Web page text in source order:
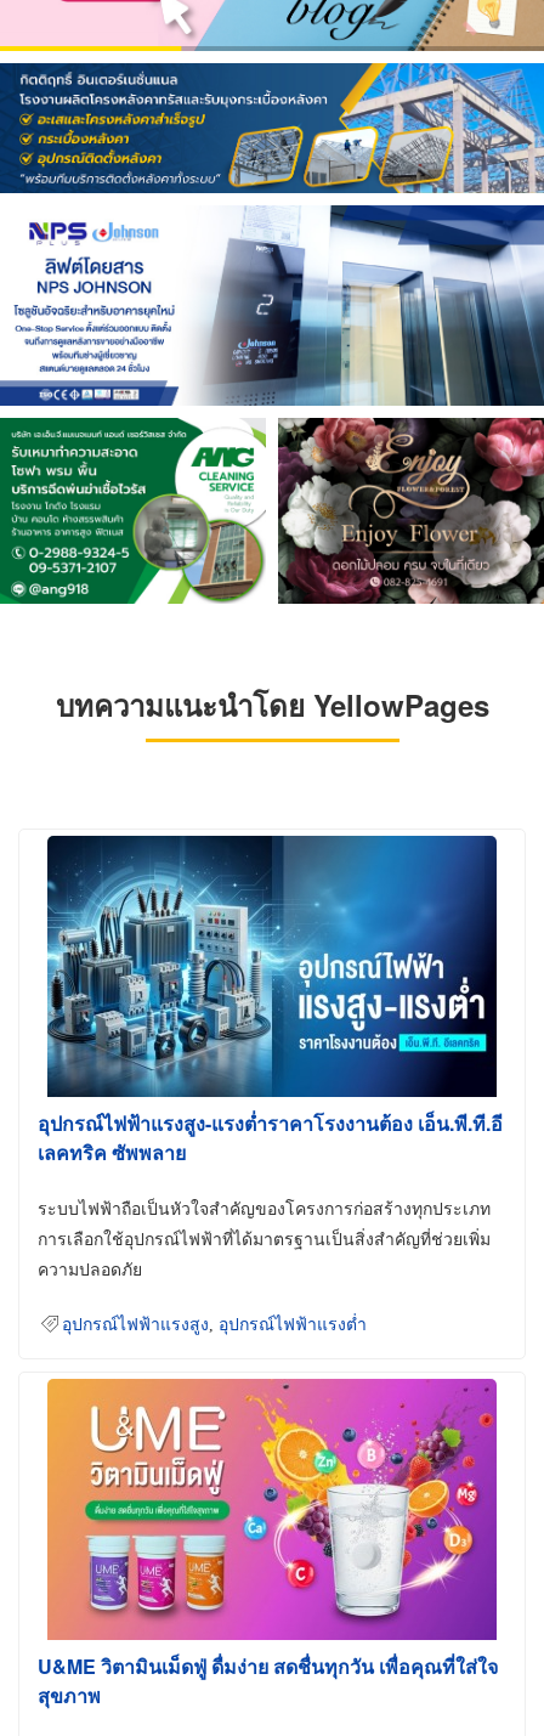
บทความแนะนำโดย YellowPages
อุปกรณ์ไฟฟ้าแรงสูง-แรงต่ำราคาโรงงานต้อง เอ็น.พี.ที.อี
เลคทริค ซัพพลาย
ระบบไฟฟ้าถือเป็นหัวใจสำคัญของโครงการก่อสร้างทุกประเภท
การเลือกใช้อุปกรณ์ไฟฟ้าที่ได้มาตรฐานเป็นสิ่งสำคัญที่ช่วยเพิ่ม
ความปลอดภัย
อุปกรณ์ไฟฟ้าแรงสูง อุปกรณ์ไฟฟ้าแรงต่ำ
U&ME วิตามินเม็ดฟู่ ดื่มง่าย สดชื่นทุกวัน เพื่อคุณที่ใส่ใจ
สุขภาพ